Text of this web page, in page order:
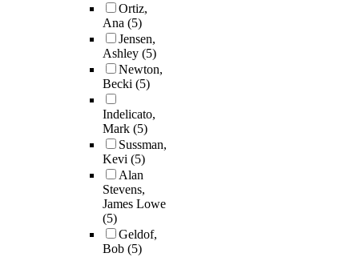
Ortiz,
Ana (5)
Jensen,
Ashley (5)
Newton,
Becki (5)
Indelicato,
Mark (5)
Sussman,
Kevi (5)
Alan
Stevens,
James Lowe
(5)
Geldof,
Bob (5)